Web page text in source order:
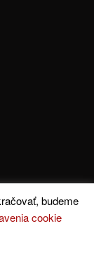
budeme
cookie